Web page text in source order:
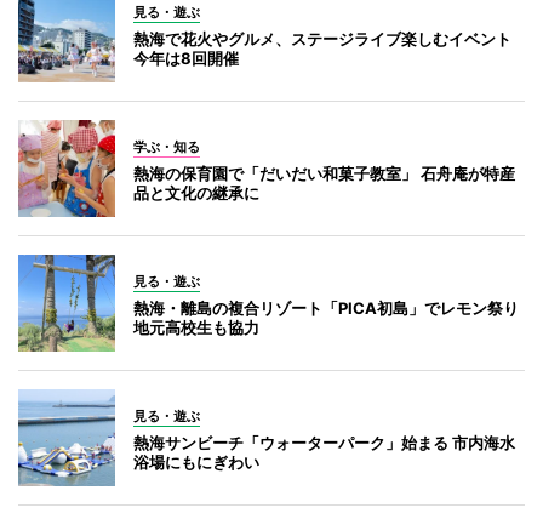
見る・遊ぶ
熱海で花火やグルメ、ステージライブ楽しむイベント
今年は8回開催
学ぶ・知る
熱海の保育園で「だいだい和菓子教室」 石舟庵が特産
品と文化の継承に
見る・遊ぶ
熱海・離島の複合リゾート「PICA初島」でレモン祭り
地元高校生も協力
見る・遊ぶ
熱海サンビーチ「ウォーターパーク」始まる 市内海水
浴場にもにぎわい